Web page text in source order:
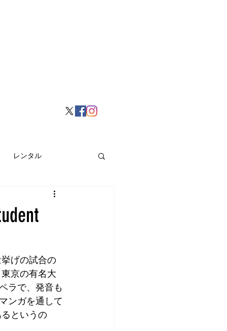
レンタル
Hong Kong
げの試合の
京の有名大
ラで、発音も
ンガを通して
というの